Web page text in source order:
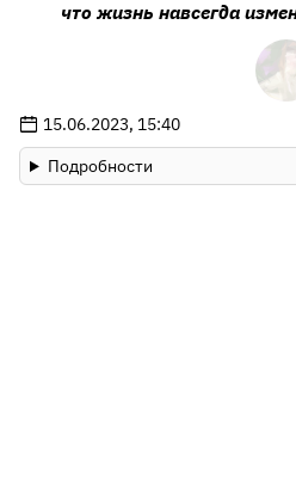
что жизнь навсегда
15.06.2023, 15:40
Подробности